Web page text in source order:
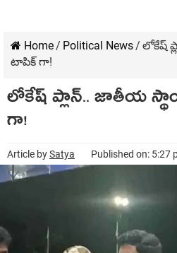
Home/ Political News/ లోకేష్
టాపిక్ గా!
లోకేష్ ప్లాన్.. జాతీయ
గా!
Article bySatya Published on: 5:27